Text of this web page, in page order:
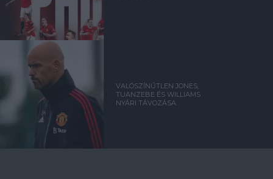
VALÓSZÍNŰTLEN JONES,
TUANZEBE ÉS WILLIAMS
NYÁRI TÁVOZÁSA